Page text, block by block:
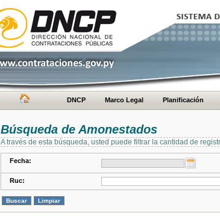
DNCP Marco Legal Planificación
Búsqueda de Amonestados
A través de esta búsqueda, usted puede filtrar la cantidad de
Fecha:
Ruc: